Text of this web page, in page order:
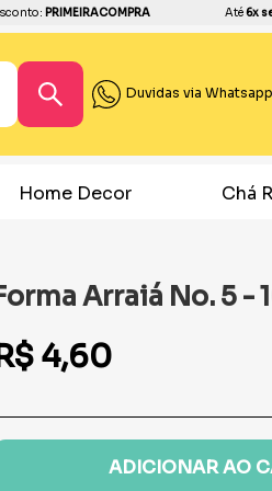
PRIMEIRACOMPRA Até6x
Duvidas via Whatsapp
Home Decor Chá
Arraiá No. 5 -
4,60
ADICIONAR AO